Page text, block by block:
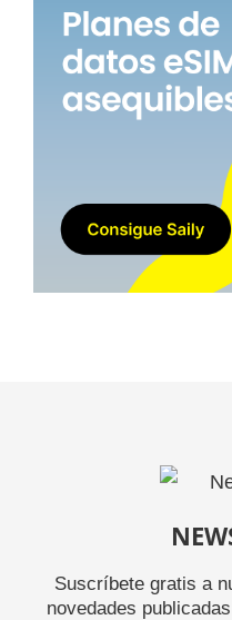
Suscríbete gratis a
novedades